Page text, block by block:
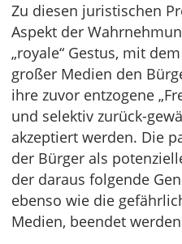
Zu diesen juristischen
Aspekt der
„royale“ Gestus, mit
großer Medien den
ihre zuvor entzogene
und selektiv zurück-
akzeptiert werden. Die
der Bürger als
der daraus folgende
ebenso wie die
Medien, beendet